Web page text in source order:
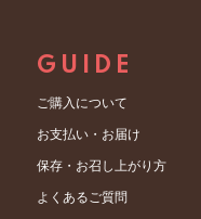
GUIDE
ご購入について
お支払い・お届け
保存・お召し上がり方
よくあるご質問